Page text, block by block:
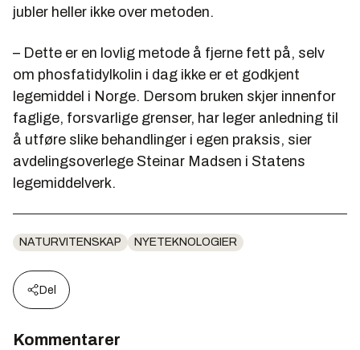
jubler heller ikke over metoden.
– Dette er en lovlig metode å fjerne fett på, selv
om phosfatidylkolin i dag ikke er et godkjent
legemiddel i Norge. Dersom bruken skjer innenfor
faglige, forsvarlige grenser, har leger anledning til
å utføre slike behandlinger i egen praksis, sier
avdelingsoverlege Steinar Madsen i Statens
legemiddelverk.
NATURVITENSKAP NYETEKNOLOGIER
Del
Kommentarer